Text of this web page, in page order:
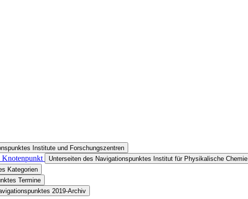
Institute und Forschungszentren
Knotenpunkt Unterseiten des Navigationspunktes Institut für Physikalische Chemie
Kategorien
Termine
2019-Archiv